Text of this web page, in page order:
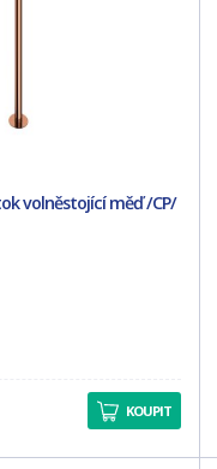
volněstojící měď /CP/
KOUPIT